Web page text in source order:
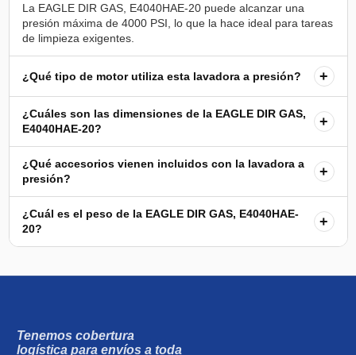
La EAGLE DIR GAS, E4040HAE-20 puede alcanzar una
presión máxima de 4000 PSI, lo que la hace ideal para tareas
¿Qué tipo de motor utiliza esta lavadora a presión? +
¿Cuáles son las dimensiones de la EAGLE DIR GAS,
E4040HAE-20?
+
¿Qué accesorios vienen incluidos con la lavadora a
presión?
+
¿Cuál es el peso de la EAGLE DIR GAS, E4040HAE-
20?
+
Tenemos cobertura
logística para envíos a toda